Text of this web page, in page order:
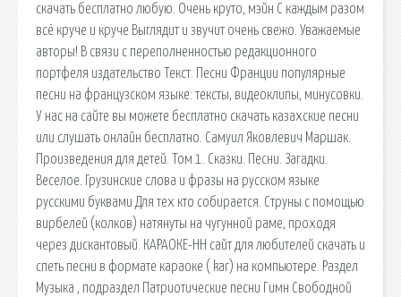
скачать бесплатно любую. Очень круто, мэйн С каждым разом
всё круче и круче Выглядит и звучит очень свежо. Уважаемые
авторы! В связи с переполненностью редакционного
портфеля издательство Текст. Песни Франции популярные
песни на французском языке: тексты, видеоклипы, минусовки.
У нас на сайте вы можете бесплатно скачать казахские песни
или слушать онлайн бесплатно. Самуил Яковлевич Маршак.
Произведения для детей. Том 1. Сказки. Песни. Загадки.
Веселое. Грузинские слова и фразы на русском языке
русскими буквами Для тех кто собирается. Струны с помощью
вирбелей (колков) натянуты на чугунной раме, проходя
через дискантовый. КАРАОКЕ-НН сайт для любителей скачать и
спеть песни в формате караоке ( kar) на компьютере. Раздел
Музыка , подраздел Патриотические песни Гимн Свободной